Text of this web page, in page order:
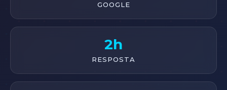
GOOGLE
2h
RESPOSTA